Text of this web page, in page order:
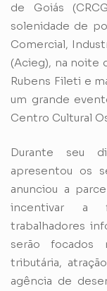
de Goiás
solenidade de
Comercial,
(Acieg), na noite
Rubens Fileti e
um grande
Centro Cultural
Durante seu
apresentou os
anunciou a
incentivar a
trabalhadores
serão focados
tributária,
agência de